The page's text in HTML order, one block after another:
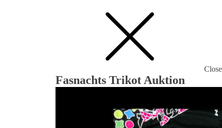
Close
Fasnachts Trikot Auktion